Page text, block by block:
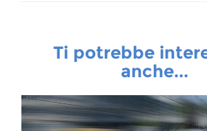
Ti potrebbe
anche...